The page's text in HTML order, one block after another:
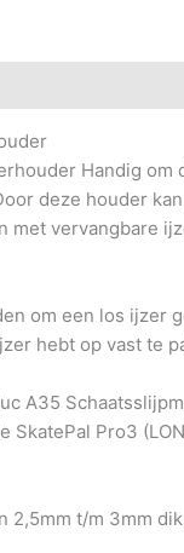
Handig
deze houder
met vervangbare
om een los ijzer
hebt op vast te
A35
SkatePal Pro3
2,5mm t/m 3mm